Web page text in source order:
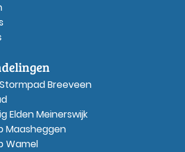
Breeveen
Elden Meinerswijk
Maasheggen
Wamel